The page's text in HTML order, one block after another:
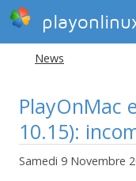
News
PlayOnMac
10.15):
Samedi 9 Novembre